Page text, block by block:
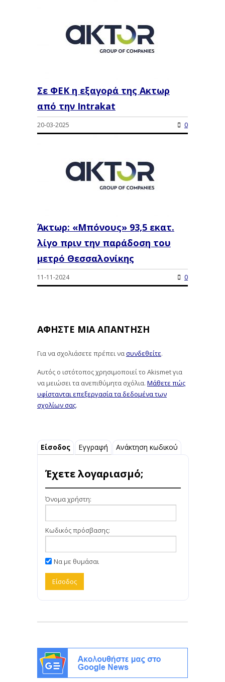
Σε ΦΕΚ η εξαγορά της Ακτωρ
από την Intrakat
20-03-2025 0
Άκτωρ: «Μπόνους» 93,5 εκατ.
λίγο πριν την παράδοση του
μετρό Θεσσαλονίκης
11-11-2024 0
ΑΦΉΣΤΕ ΜΙΑ ΑΠΆΝΤΗΣΗ
Για να σχολιάσετε πρέπει νασυνδεθείτε.
Αυτός ο ιστότοπος χρησιμοποιεί το Akismet για
να μειώσει τα ανεπιθύμητα σχόλια. Μάθετε πώς
υφίστανται επεξεργασία τα δεδομένα των
σχολίων σας.
Είσοδος Εγγραφή Ανάκτηση κωδικού
Έχετε λογαριασμό;
Όνομα χρήστη:
Κωδικός πρόσβασης:
Να με θυμάσαι